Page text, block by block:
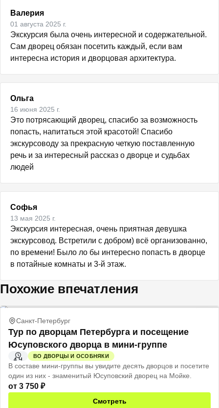
Валерия
01 августа 2025 г.
Экскурсия была очень интересной и содержательной.
Сам дворец обязан посетить каждый, если вам
интересна история и дворцовая архитектура.
Ольга
16 июня 2025 г.
Это потрясающий дворец, спасибо за возможность
попасть, напитаться этой красотой! Спасибо
экскурсоводу за прекрасную четкую поставленную
речь и за интересный рассказ о дворце и судьбах
людей
Софья
13 мая 2025 г.
Экскурсия интересная, очень приятная девушка
экскурсовод. Встретили с добром) всё организованно,
по времени! Было ло бы интересно попасть в дворце
в потайные комнаты и 3-й этаж.
Похожие впечатления
Санкт-Петербург
Тур по дворцам Петербурга и посещение
Юсуповского дворца в мини-группе
4 Ч
ВО ДВОРЦЫ И ОСОБНЯКИ
В составе мини-группы вы увидите десять дворцов и посетите
один из них - знаменитый Юсуповский дворец на Мойке.
от 3 750 ₽
Смотреть